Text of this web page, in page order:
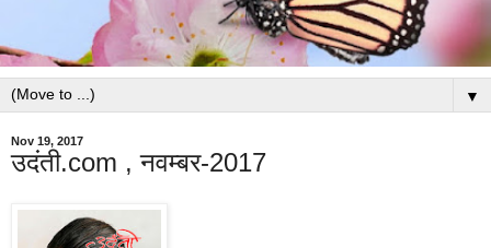
▼
Nov 19, 2017
उदंती.com , नवम्बर-2017